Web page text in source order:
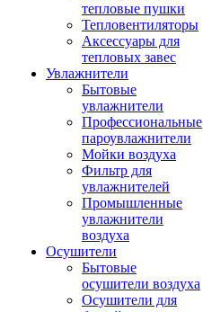
тепловые пушки
Тепловентиляторы
Аксессуары для
тепловых завес
Увлажнители
Бытовые
увлажнители
Профессиональные
пароувлажнители
Мойки воздуха
Фильтр для
увлажнителей
Промышленные
увлажнители
воздуха
Осушители
Бытовые
осушители воздуха
Осушители для